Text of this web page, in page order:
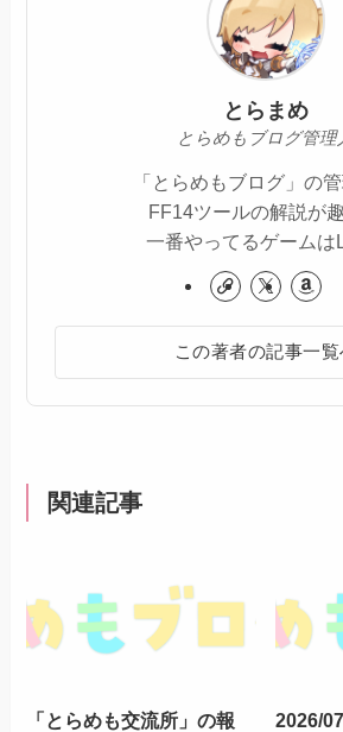
とらまめ
とらめもブログ管理
「とらめもブログ」の管
FF14ツールの解説が趣
一番やってるゲームは
この著者の記事一覧
関連記事
「とらめも交流所」の報
2026/